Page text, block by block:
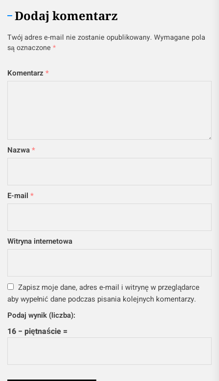
Dodaj komentarz
Twój adres e-mail nie zostanie opublikowany. Wymagane pola
są oznaczone *
Komentarz *
Nazwa*
E-mail *
Witryna internetowa
Zapisz moje dane, adres e-mail i witrynę w przeglądarce
aby wypełnić dane podczas pisania kolejnych komentarzy.
Podaj wynik (liczba):
16 − piętnaście =